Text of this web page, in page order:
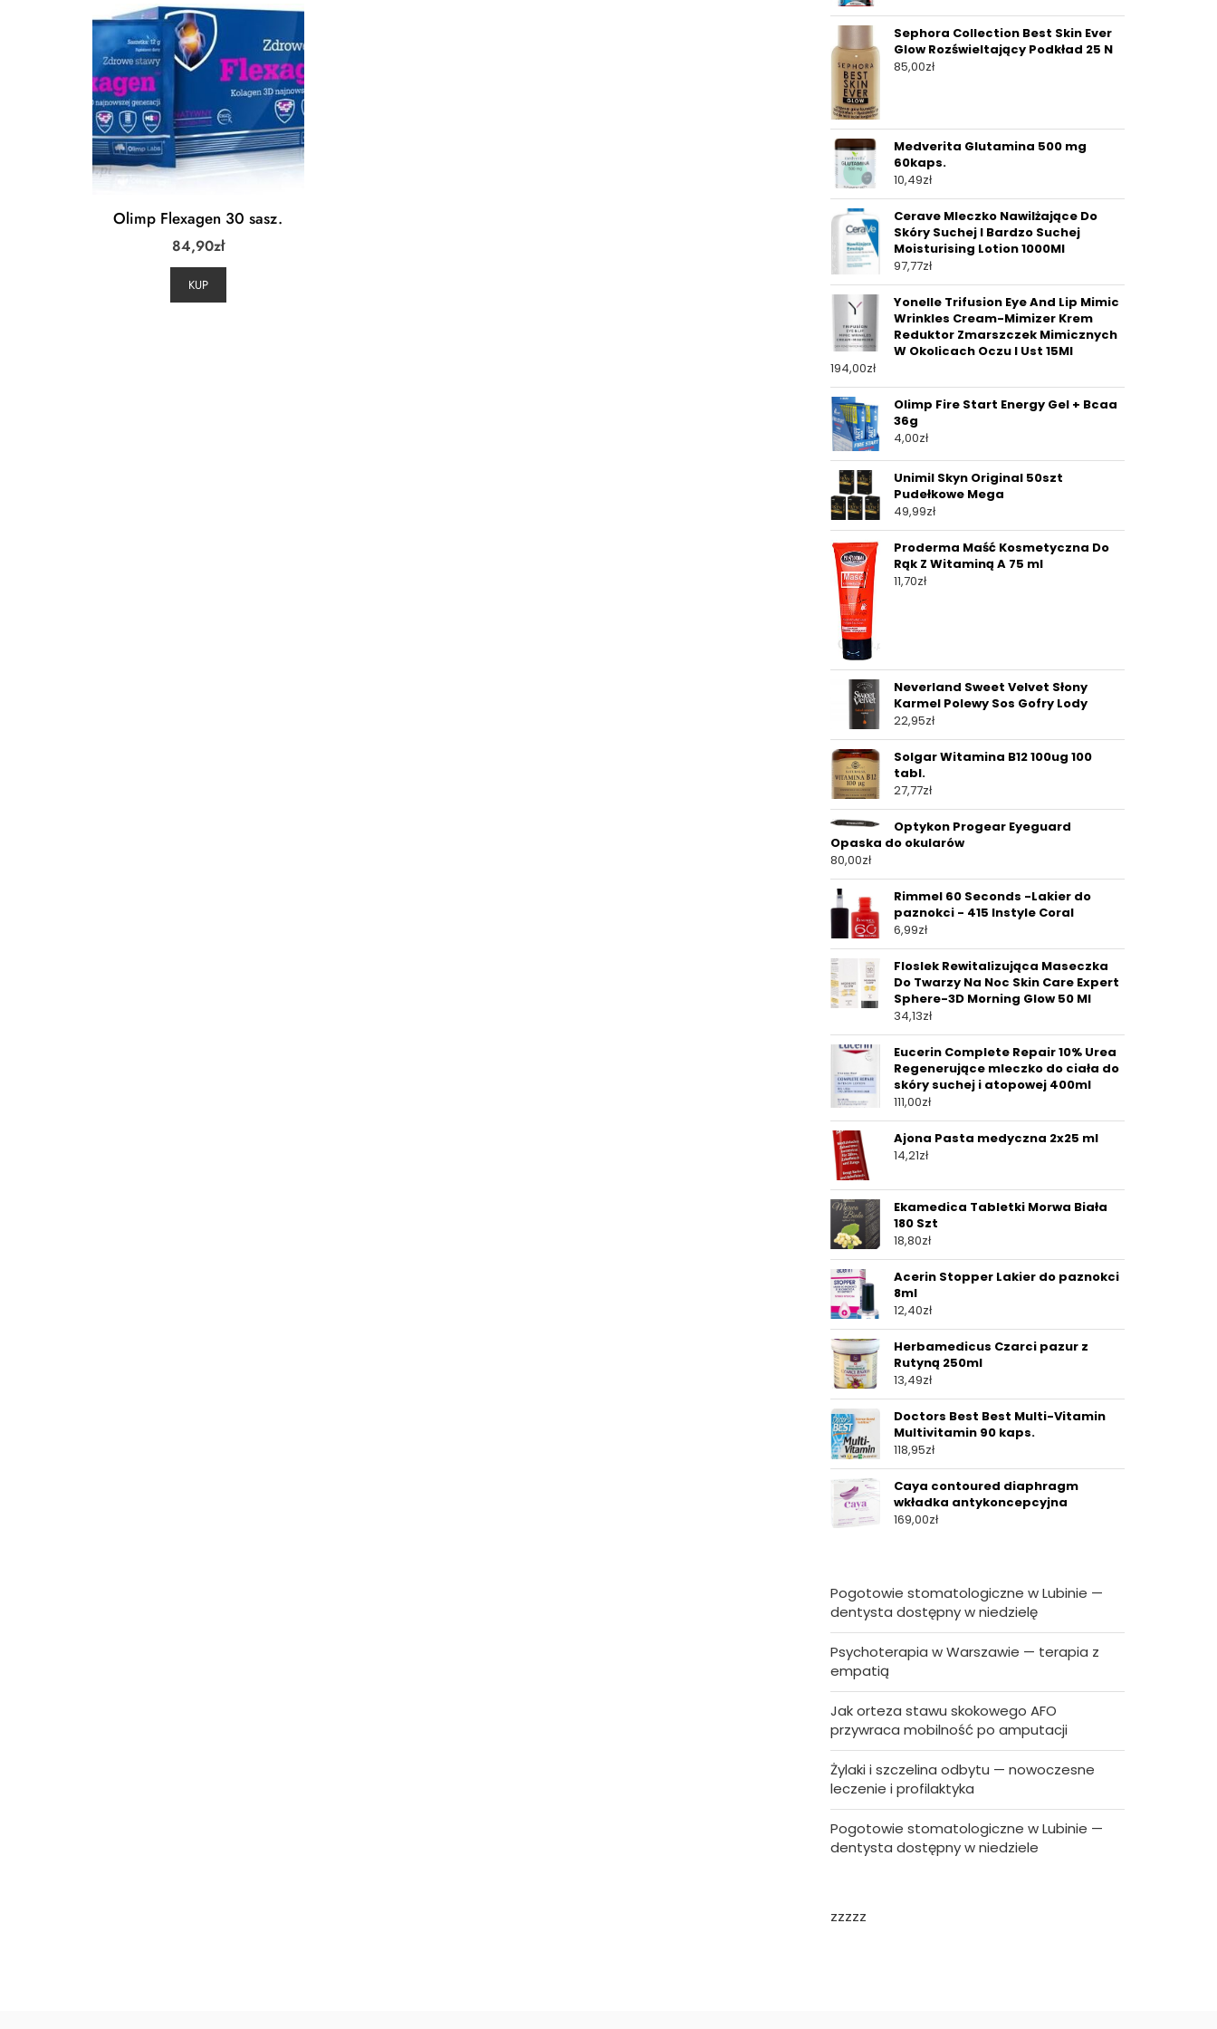
Olimp Flexagen 30 sasz.
84,90zł
KUP
Sephora Collection Best Skin Ever
Glow Rozświeltający Podkład 25 N
85,00zł
Medverita Glutamina 500 mg
60kaps.
10,49zł
Cerave Mleczko Nawilżające Do
Skóry Suchej I Bardzo Suchej
Moisturising Lotion 1000Ml
97,77zł
Yonelle Trifusion Eye And Lip Mimic
Wrinkles Cream-Mimizer Krem
Reduktor Zmarszczek Mimicznych
W Okolicach Oczu I Ust 15Ml
194,00zł
Olimp Fire Start Energy Gel + Bcaa
36g
4,00zł
Unimil Skyn Original 50szt
Pudełkowe Mega
49,99zł
Proderma Maść Kosmetyczna Do
Rąk Z Witaminą A 75 ml
11,70zł
Neverland Sweet Velvet Słony
Karmel Polewy Sos Gofry Lody
22,95zł
Solgar Witamina B12 100ug 100
tabl.
27,77zł
Optykon Progear Eyeguard
Opaska do okularów
80,00zł
Rimmel 60 Seconds -Lakier do
paznokci - 415 Instyle Coral
6,99zł
Floslek Rewitalizująca Maseczka
Do Twarzy Na Noc Skin Care Expert
Sphere-3D Morning Glow 50 Ml
34,13zł
Eucerin Complete Repair 10% Urea
Regenerujące mleczko do ciała do
skóry suchej i atopowej 400ml
111,00zł
Ajona Pasta medyczna 2x25 ml
14,21zł
Ekamedica Tabletki Morwa Biała
180 Szt
18,80zł
Acerin Stopper Lakier do paznokci
8ml
12,40zł
Herbamedicus Czarci pazur z
Rutyną 250ml
13,49zł
Doctors Best Best Multi-Vitamin
Multivitamin 90 kaps.
118,95zł
Caya contoured diaphragm
wkładka antykoncepcyjna
169,00zł
Pogotowie stomatologiczne w Lubinie —
dentysta dostępny w niedzielę
Psychoterapia w Warszawie — terapia z
empatią
Jak orteza stawu skokowego AFO
przywraca mobilność po amputacji
Żylaki i szczelina odbytu — nowoczesne
leczenie i profilaktyka
Pogotowie stomatologiczne w Lubinie —
dentysta dostępny w niedziele
zzzzz